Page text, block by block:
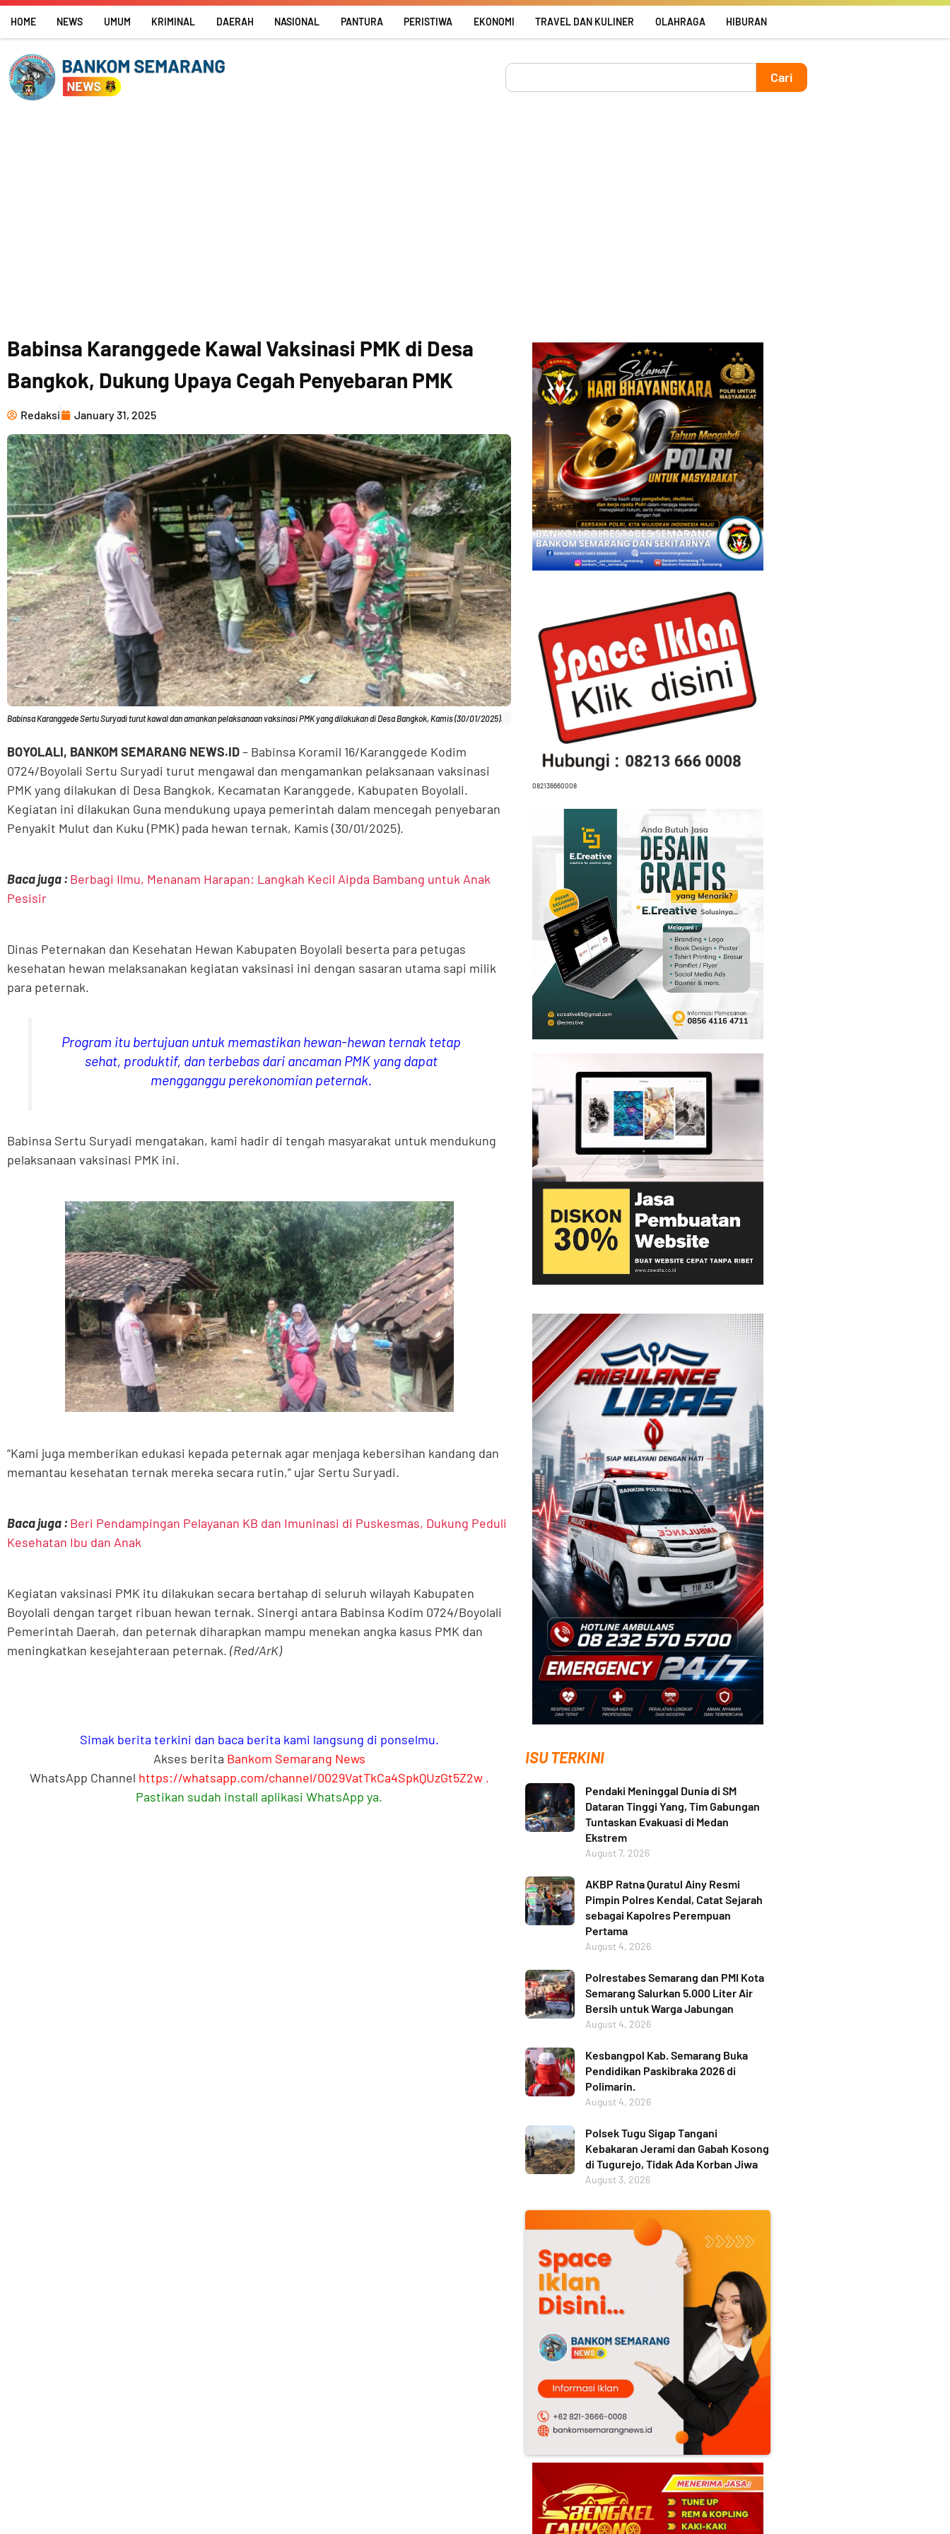
Skip
content
HOME NEWS UMUM KRIMINAL DAERAH NASIONAL PANTURA PERISTIWA EKONOMI TRAVEL DAN KULINER OLAHRAGA HIBURAN
Search
Cari
Babinsa Karanggede Kawal Vaksinasi PMK di Desa
Bangkok, Dukung Upaya Cegah Penyebaran PMK
Redaksi January 31, 2025
Babinsa Karanggede Sertu Suryadi turut kawal dan amankan pelaksanaan vaksinasi PMK yang dilakukan di Desa Bangkok, Kamis (30/01/2025).
BOYOLALI, BANKOM SEMARANG NEWS.ID– Babinsa Koramil 16/Karanggede Kodim
0724/Boyolali Sertu Suryadi turut mengawal dan mengamankan pelaksanaan vaksinasi
PMK yang dilakukan di Desa Bangkok, Kecamatan Karanggede, Kabupaten Boyolali.
Kegiatan ini dilakukan Guna mendukung upaya pemerintah dalam mencegah penyebaran
Penyakit Mulut dan Kuku (PMK) pada hewan ternak, Kamis (30/01/2025).
Baca juga : Berbagi Ilmu, Menanam Harapan: Langkah Kecil Aipda Bambang untuk Anak
Pesisir
Dinas Peternakan dan Kesehatan Hewan Kabupaten Boyolali beserta para petugas
kesehatan hewan melaksanakan kegiatan vaksinasi ini dengan sasaran utama sapi milik
para peternak.
Program itu bertujuan untuk memastikan hewan-hewan ternak tetap
sehat, produktif, dan terbebas dari ancaman PMK yang dapat
mengganggu perekonomian peternak.
Babinsa Sertu Suryadi mengatakan, kami hadir di tengah masyarakat untuk mendukung
pelaksanaan vaksinasi PMK ini.
“Kami juga memberikan edukasi kepada peternak agar menjaga kebersihan kandang dan
memantau kesehatan ternak mereka secara rutin,” ujar Sertu Suryadi.
Baca juga : Beri Pendampingan Pelayanan KB dan Imuninasi di Puskesmas, Dukung Peduli
Kesehatan Ibu dan Anak
Kegiatan vaksinasi PMK itu dilakukan secara bertahap di seluruh wilayah Kabupaten
Boyolali dengan target ribuan hewan ternak. Sinergi antara Babinsa Kodim 0724/Boyolali
Pemerintah Daerah, dan peternak diharapkan mampu menekan angka kasus PMK dan
meningkatkan kesejahteraan peternak. (Red/ArK)
Simak berita terkini dan baca berita kami langsung di ponselmu.
Akses berita Bankom Semarang News
WhatsApp Channel https://whatsapp.com/channel/0029VatTkCa4SpkQUzGt5Z2w.
Pastikan sudah install aplikasi WhatsApp ya.
082136660008
ISU TERKINI
Pendaki Meninggal Dunia di SM
Dataran Tinggi Yang, Tim Gabungan
Tuntaskan Evakuasi di Medan
Ekstrem
August 7, 2026
AKBP Ratna Quratul Ainy Resmi
Pimpin Polres Kendal, Catat Sejarah
sebagai Kapolres Perempuan
Pertama
August 4, 2026
Polrestabes Semarang dan PMI Kota
Semarang Salurkan 5.000 Liter Air
Bersih untuk Warga Jabungan
August 4, 2026
Kesbangpol Kab. Semarang Buka
Pendidikan Paskibraka 2026 di
Polimarin.
August 4, 2026
Polsek Tugu Sigap Tangani
Kebakaran Jerami dan Gabah Kosong
di Tugurejo, Tidak Ada Korban Jiwa
August 3, 2026